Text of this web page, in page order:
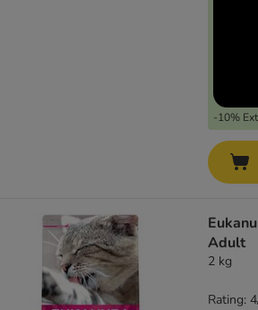
-10%
Adult
2 kg
Rating: